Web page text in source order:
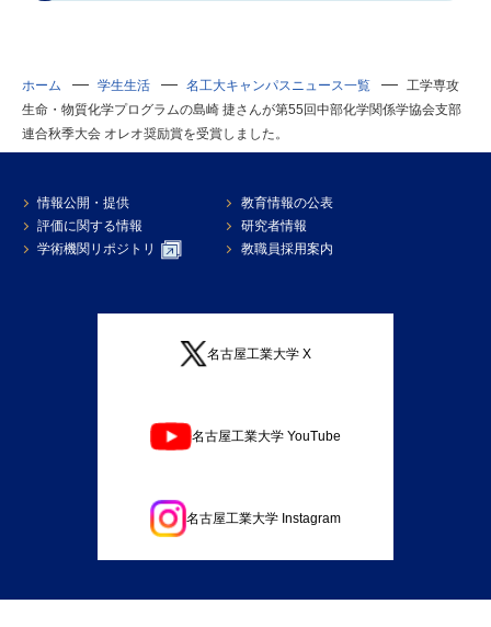
ホーム 学生生活 名工大キャンパスニュース一覧
工学専攻
生命・物質化学プログラムの島崎 捷さんが第55回中部化学関係学協会支部
連合秋季大会 オレオ奨励賞を受賞しました。
情報公開・提供
教育情報の公表
評価に関する情報
研究者情報
学術機関リポジトリ
教職員採用案内
名古屋工業大学 X
名古屋工業大学 YouTube
名古屋工業大学 Instagram